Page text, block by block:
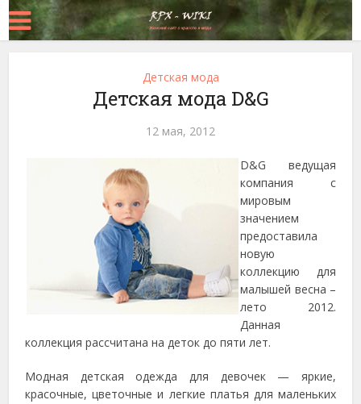
Детская мода
Детская мода D&G
12 мая, 2012
D&G ведущая
компания с
мировым
значением
предоставила
новую
коллекцию для
малышей весна –
лето 2012.
Данная
коллекция рассчитана на деток до пяти лет.
Модная детская одежда для девочек — яркие,
красочные, цветочные и легкие платья для маленьких